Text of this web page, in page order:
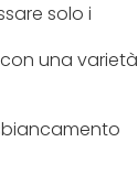
solo i
una varietà